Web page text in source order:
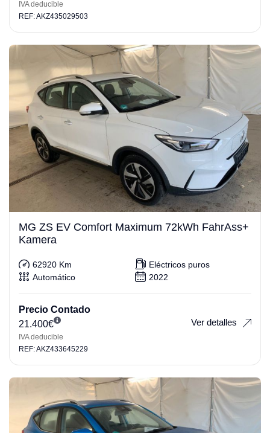
IVA deducible
REF: AKZ435029503
MG ZS EV Comfort Maximum 72kWh FahrAss+
Kamera
62920 Km
Eléctricos puros
Automático
2022
Precio Contado
21.400€
IVA deducible
Ver detalles
REF: AKZ433645229